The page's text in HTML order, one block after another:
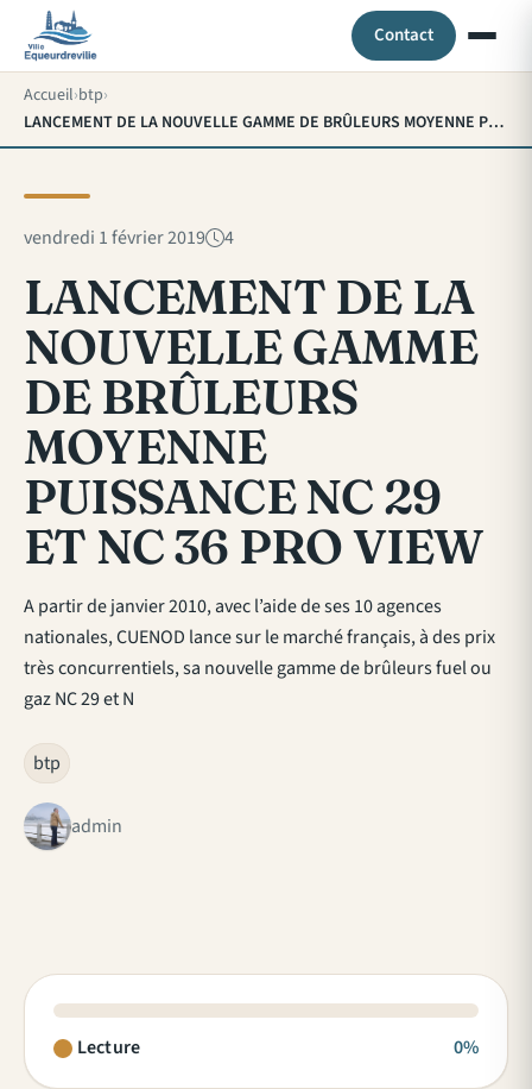
Contact
Accueil btp
LANCEMENT DE LA NOUVELLE GAMME DE BRÛLEURS MOYENNE PUISSANCE NC 29 ET NC 36 PRO VIEW
vendredi 1 février 2019 4
LANCEMENT DE LA
NOUVELLE GAMME
DE BRÛLEURS
MOYENNE
PUISSANCE NC 29
ET NC 36 PRO VIEW
A partir de janvier 2010, avec l’aide de ses 10 agences
nationales, CUENOD lance sur le marché français, à des prix
très concurrentiels, sa nouvelle gamme de brûleurs fuel ou
gaz NC 29 et N
btp
admin
Lecture 0%